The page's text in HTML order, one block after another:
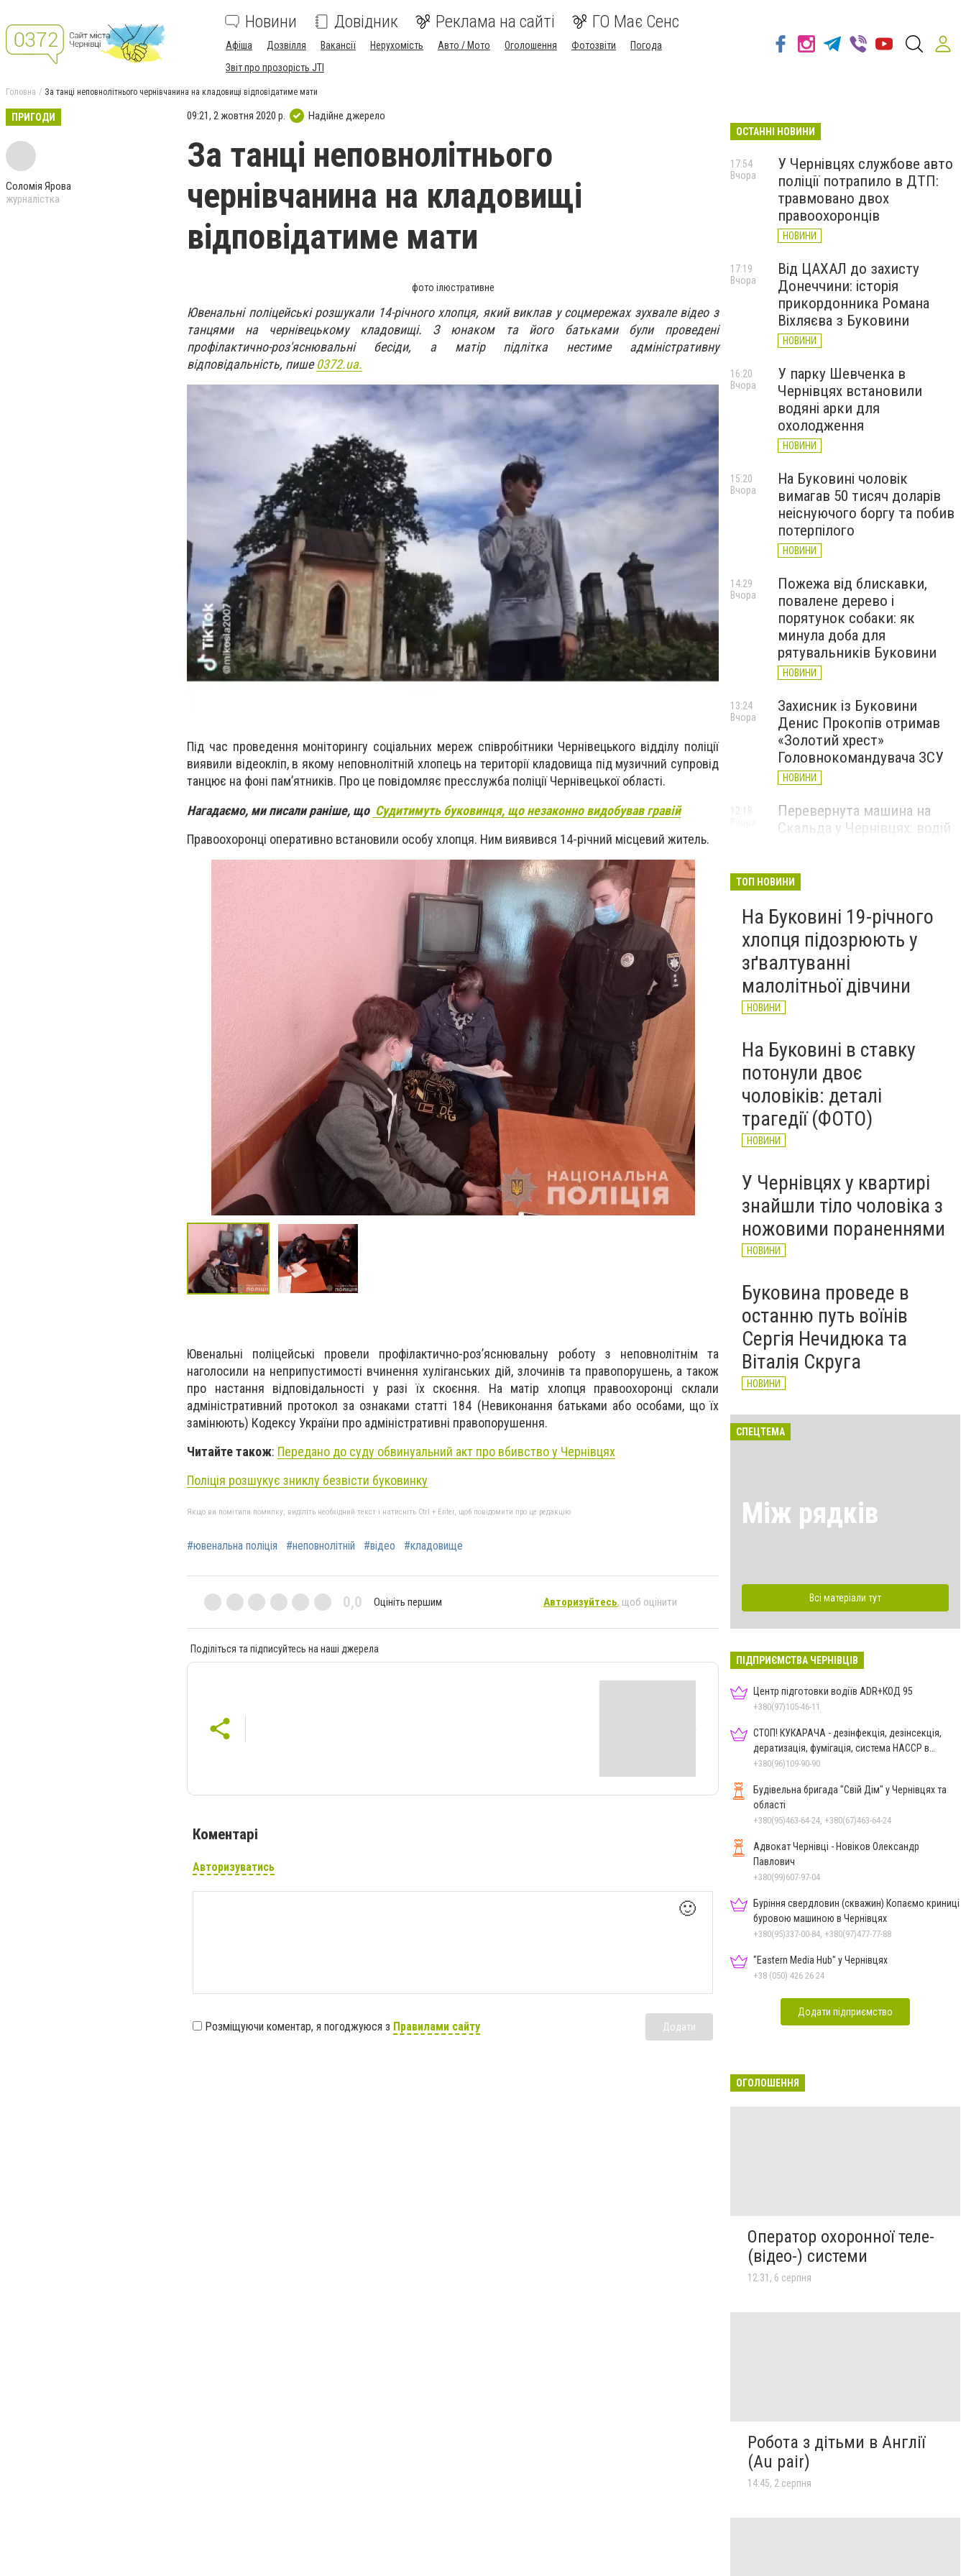
Новини Довідник Реклама на сайті ГО Має Сенс
Афіша Дозвілля Вакансії Нерухомість Авто / Мото Оголошення Фотозвіти
Погода
Звіт про прозорість JTI
Головна За танці неповнолітнього чернівчанина на кладовищі відповідатиме мати
ПРИГОДИ
Соломія Ярова
журналістка
09:21, 2 жовтня 2020 р. Надійне джерело
За танці неповнолітнього
чернівчанина на кладовищі
відповідатиме мати
фото ілюстративне
Ювенальні поліцейські розшукали 14-річного хлопця, який виклав у соцмережах зухвале відео з
танцями на чернівецькому кладовищі. З юнаком та його батьками були проведені
профілактично-роз'яснювальні бесіди, а матір підлітка нестиме адміністративну
відповідальність, пише0372.ua.
Під час проведення моніторингу соціальних мереж співробітники Чернівецького відділу поліції
виявили відеокліп, в якому неповнолітній хлопець на території кладовища під музичний супровід
танцює на фоні пам’ятників. Про це повідомляє пресслужба поліції Чернівецької області.
Нагадаємо, ми писали раніше, що Судитимуть буковинця, що незаконно видобував гравій
Правоохоронці оперативно встановили особу хлопця. Ним виявився 14-річний місцевий житель.
Ювенальні поліцейські провели профілактично-роз’яснювальну роботу з неповнолітнім та
наголосили на неприпустимості вчинення хуліганських дій, злочинів та правопорушень, а також
про настання відповідальності у разі їх скоєння. На матір хлопця правоохоронці склали
адміністративний протокол за ознаками статті 184 (Невиконання батьками або особами, що їх
замінюють) Кодексу України про адміністративні правопорушення.
Читайте також: Передано до суду обвинуальний акт про вбивство у Чернівцях
Поліція розшукує зниклу безвісти буковинку
Якщо ви помітили помилку, виділіть необхідний текст і натисніть Ctrl + Enter, щоб повідомити про це редакцію
#ювенальна поліція #неповнолітній #відео #кладовище
0,0 Оцініть першим Авторизуйтесь, щоб оцінити
Поділіться та підписуйтесь на наші джерела
Коментарі
Авторизуватись
🙂
Розміщуючи коментар, я погоджуюся з Правилами сайту Додати
ОСТАННІ НОВИНИ
У Чернівцях службове авто
поліції потрапило в ДТП:
травмовано двох
правоохоронців
НОВИНИ
17:54
Вчора
Від ЦАХАЛ до захисту
Донеччини: історія
прикордонника Романа
Віхляєва з Буковини
НОВИНИ
17:19
Вчора
У парку Шевченка в
Чернівцях встановили
водяні арки для
охолодження
НОВИНИ
16:20
Вчора
На Буковині чоловік
вимагав 50 тисяч доларів
неіснуючого боргу та побив
потерпілого
НОВИНИ
15:20
Вчора
Пожежа від блискавки,
повалене дерево і
порятунок собаки: як
минула доба для
рятувальників Буковини
НОВИНИ
14:29
Вчора
Захисник із Буковини
Денис Прокопів отримав
«Золотий хрест»
Головнокомандувача ЗСУ
НОВИНИ
13:24
Вчора
Перевернута машина на
Скальда у Чернівцях: водій
12:18
зафіксували новий
історичний температурний
максимум
НОВИНИ
Вчора
ТОП НОВИНИ
На Буковині 19-річного
хлопця підозрюють у
зґвалтуванні
малолітньої дівчини
НОВИНИ
На Буковині в ставку
потонули двоє
чоловіків: деталі
трагедії (ФОТО)
НОВИНИ
У Чернівцях у квартирі
знайшли тіло чоловіка з
ножовими пораненнями
НОВИНИ
Буковина проведе в
останню путь воїнів
Сергія Нечидюка та
Віталія Скруга
НОВИНИ
СПЕЦТЕМА
Між рядків
Всі матеріали тут
ПІДПРИЄМСТВА ЧЕРНІВЦІВ
Центр підготовки водіїв ADR+КОД 95
+380(97)105-46-11
СТОП! КУКАРАЧА - дезінфекція, дезінсекція,
дератизація, фумігація, система HACCP в
Чернівцях
+380(96)109-90-90
Будівельна бригада "Свій Дім" у Чернівцях та
області
+380(95)463-64-24, +380(67)463-64-24
Адвокат Чернівці - Новіков Олександр
Павлович
+380(99)607-97-04
Буріння свердловин (скважин) Копаємо криниці
буровою машиною в Чернівцях
+380(95)337-00-84, +380(97)477-77-88
"Eastern Media Hub" у Чернівцях
+38 (050) 426 26 24
Додати підприємство
ОГОЛОШЕННЯ
Оператор охоронної теле-
(відео-) системи
12:31, 6 серпня
Робота з дітьми в Англії
(Au pair)
14:45, 2 серпня